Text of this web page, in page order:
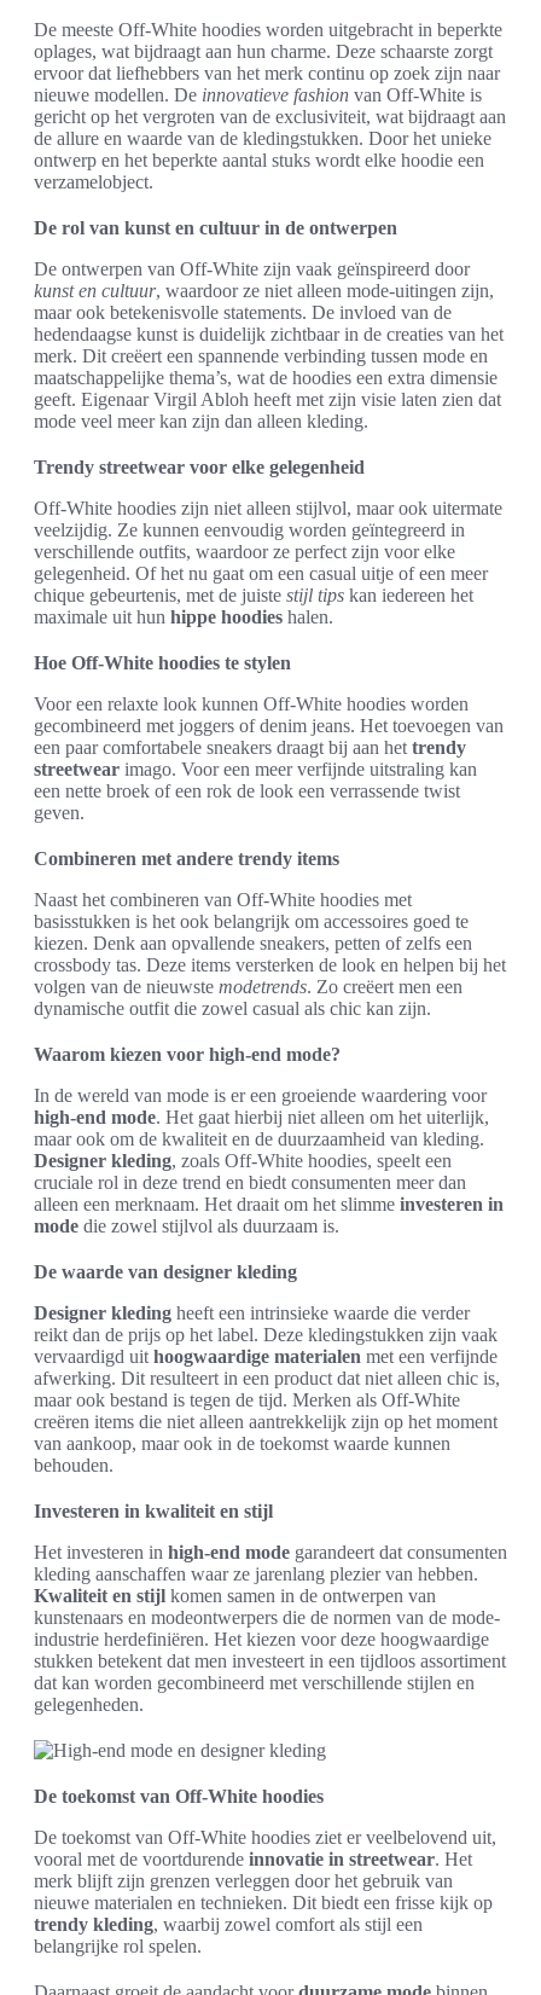
De meeste Off-White hoodies worden uitgebracht in beperkte
oplages, wat bijdraagt aan hun charme. Deze schaarste zorgt
ervoor dat liefhebbers van het merk continu op zoek zijn naar
nieuwe modellen. De innovatieve fashion van Off-White is
gericht op het vergroten van de exclusiviteit, wat bijdraagt aan
de allure en waarde van de kledingstukken. Door het unieke
ontwerp en het beperkte aantal stuks wordt elke hoodie een
verzamelobject.
De rol van kunst en cultuur in de ontwerpen
De ontwerpen van Off-White zijn vaak geïnspireerd door
kunst en cultuur, waardoor ze niet alleen mode-uitingen zijn,
maar ook betekenisvolle statements. De invloed van de
hedendaagse kunst is duidelijk zichtbaar in de creaties van het
merk. Dit creëert een spannende verbinding tussen mode en
maatschappelijke thema’s, wat de hoodies een extra dimensie
geeft. Eigenaar Virgil Abloh heeft met zijn visie laten zien dat
mode veel meer kan zijn dan alleen kleding.
Trendy streetwear voor elke gelegenheid
Off-White hoodies zijn niet alleen stijlvol, maar ook uitermate
veelzijdig. Ze kunnen eenvoudig worden geïntegreerd in
verschillende outfits, waardoor ze perfect zijn voor elke
gelegenheid. Of het nu gaat om een casual uitje of een meer
chique gebeurtenis, met de juiste stijl tips kan iedereen het
maximale uit hun hippe hoodies halen.
Hoe Off-White hoodies te stylen
Voor een relaxte look kunnen Off-White hoodies worden
gecombineerd met joggers of denim jeans. Het toevoegen van
een paar comfortabele sneakers draagt bij aan het trendy
streetwear imago. Voor een meer verfijnde uitstraling kan
een nette broek of een rok de look een verrassende twist
geven.
Combineren met andere trendy items
Naast het combineren van Off-White hoodies met
basisstukken is het ook belangrijk om accessoires goed te
kiezen. Denk aan opvallende sneakers, petten of zelfs een
crossbody tas. Deze items versterken de look en helpen bij het
volgen van de nieuwste modetrends. Zo creëert men een
dynamische outfit die zowel casual als chic kan zijn.
Waarom kiezen voor high-end mode?
In de wereld van mode is er een groeiende waardering voor
high-end mode. Het gaat hierbij niet alleen om het uiterlijk,
maar ook om de kwaliteit en de duurzaamheid van kleding.
Designer kleding, zoals Off-White hoodies, speelt een
cruciale rol in deze trend en biedt consumenten meer dan
alleen een merknaam. Het draait om het slimme investeren in
mode die zowel stijlvol als duurzaam is.
De waarde van designer kleding
Designer kleding heeft een intrinsieke waarde die verder
reikt dan de prijs op het label. Deze kledingstukken zijn vaak
vervaardigd uit hoogwaardige materialen met een verfijnde
afwerking. Dit resulteert in een product dat niet alleen chic is,
maar ook bestand is tegen de tijd. Merken als Off-White
creëren items die niet alleen aantrekkelijk zijn op het moment
van aankoop, maar ook in de toekomst waarde kunnen
behouden.
Investeren in kwaliteit en stijl
Het investeren in high-end mode garandeert dat consumenten
kleding aanschaffen waar ze jarenlang plezier van hebben.
Kwaliteit en stijl komen samen in de ontwerpen van
kunstenaars en modeontwerpers die de normen van de mode-
industrie herdefiniëren. Het kiezen voor deze hoogwaardige
stukken betekent dat men investeert in een tijdloos assortiment
dat kan worden gecombineerd met verschillende stijlen en
gelegenheden.
De toekomst van Off-White hoodies
De toekomst van Off-White hoodies ziet er veelbelovend uit,
vooral met de voortdurende innovatie in streetwear. Het
merk blijft zijn grenzen verleggen door het gebruik van
nieuwe materialen en technieken. Dit biedt een frisse kijk op
trendy kleding, waarbij zowel comfort als stijl een
belangrijke rol spelen.